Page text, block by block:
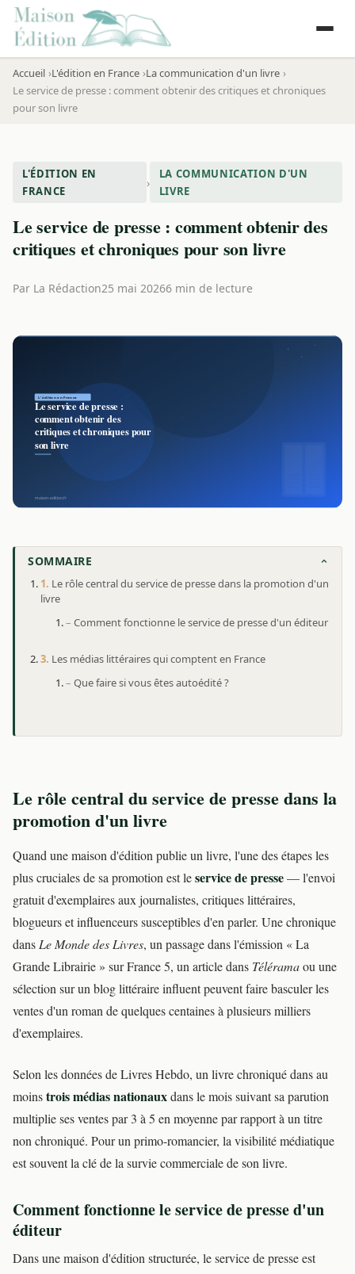
Accueil L'édition en France La communication d'un livre
Le service de presse : comment obtenir des critiques et chroniques
pour son livre
L'ÉDITION EN
FRANCE
›
LA COMMUNICATION D'UN
LIVRE
Le service de presse : comment obtenir des
critiques et chroniques pour son livre
Par La Rédaction25 mai 20266 min de lecture
SOMMAIRE
Le rôle central du service de presse dans la promotion d'un
livre
Comment fonctionne le service de presse d'un éditeur
Les médias littéraires qui comptent en France
Que faire si vous êtes autoédité ?
Le rôle central du service de presse dans la
promotion d'un livre
Quand une maison d'édition publie un livre, l'une des étapes les
plus cruciales de sa promotion est leservice de presse— l'envoi
gratuit d'exemplaires aux journalistes, critiques littéraires,
blogueurs et influenceurs susceptibles d'en parler. Une chronique
dansLe Monde des Livres, un passage dans l'émission « La
Grande Librairie » sur France 5, un article dans Téléramaou une
sélection sur un blog littéraire influent peuvent faire basculer les
ventes d'un roman de quelques centaines à plusieurs milliers
d'exemplaires.
Selon les données de Livres Hebdo, un livre chroniqué dans au
moinstrois médias nationauxdans le mois suivant sa parution
multiplie ses ventes par 3 à 5 en moyenne par rapport à un titre
non chroniqué. Pour un primo-romancier, la visibilité médiatique
est souvent la clé de la survie commerciale de son livre.
Comment fonctionne le service de presse d'un
éditeur
Dans une maison d'édition structurée, le service de presse est